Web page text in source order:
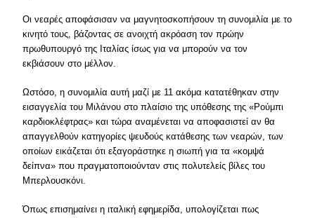
Οι νεαρές αποφάσισαν να μαγνητοσκοπήσουν τη συνομιλία με το
κινητό τους, βάζοντας σε ανοιχτή ακρόαση τον πρώην
πρωθυπουργό της Ιταλίας ίσως για να μπορούν να τον
εκβιάσουν στο μέλλον.
Ωστόσο, η συνομιλία αυτή μαζί με 11 ακόμα κατατέθηκαν στην
εισαγγελία του Μιλάνου στο πλαίσιο της υπόθεσης της «Ρούμπι
καρδιοκλέφτρας» και τώρα αναμένεται να αποφασιστεί αν θα
απαγγελθούν κατηγορίες ψευδούς κατάθεσης των νεαρών, των
οποίων εικάζεται ότι εξαγοράστηκε η σιωπή για τα «κομψά
δείπνα» που πραγματοποιούνταν στις πολυτελείς βίλες του
Μπερλουσκόνι.
Όπως επισημαίνει η ιταλική εφημερίδα, υπολογίζεται πως